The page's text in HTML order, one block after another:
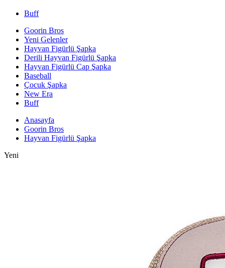
Buff
Goorin Bros
Yeni Gelenler
Hayvan Figürlü Şapka
Derili Hayvan Figürlü Şapka
Hayvan Figürlü Cap Şapka
Baseball
Çocuk Şapka
New Era
Buff
Anasayfa
Goorin Bros
Hayvan Figürlü Şapka
Yeni